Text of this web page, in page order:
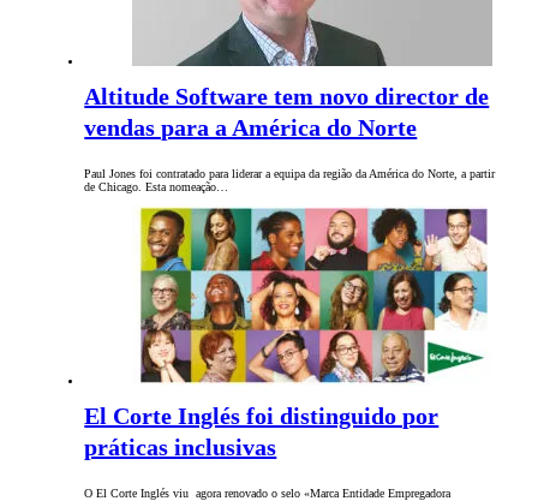
Altitude Software tem novo director de
vendas para a América do Norte
Paul Jones foi contratado para liderar a equipa da região da América do Norte, a partir
de Chicago. Esta nomeação…
El Corte Inglés foi distinguido por
práticas inclusivas
O El Corte Inglés viu agora renovado o selo «Marca Entidade Empregadora